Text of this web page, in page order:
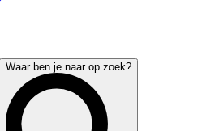
Waar ben je naar op zoek?